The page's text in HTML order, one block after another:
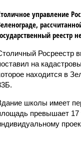
управление
реестр
Росреестр
на
находится в
школы имеет
превышает 17